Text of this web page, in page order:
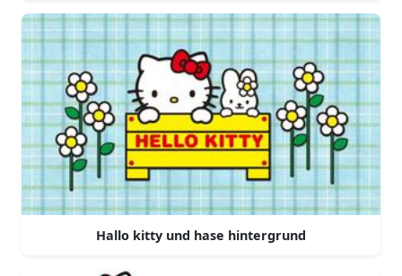
Hallo kitty und hase hintergrund